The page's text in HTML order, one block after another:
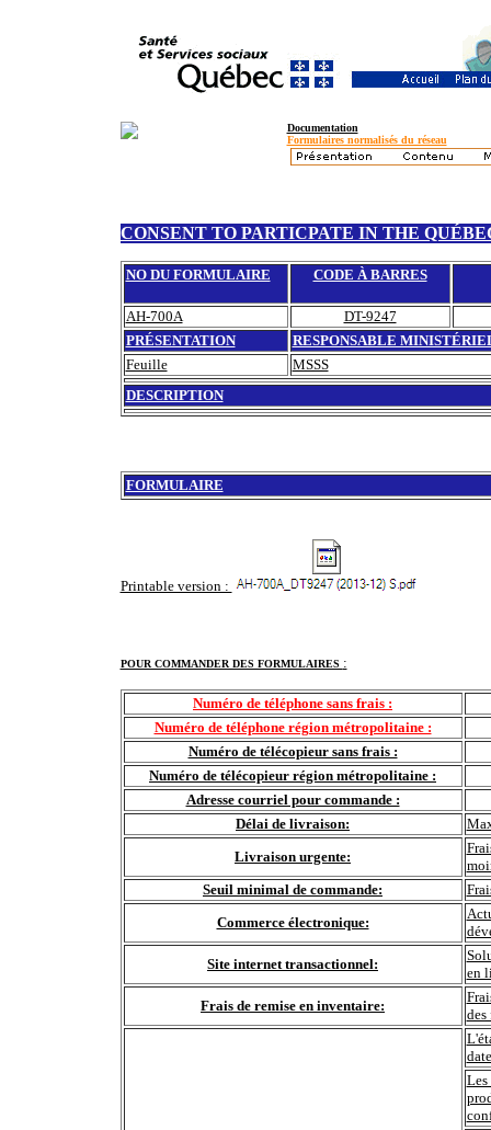
Documentation
Formulaires normalisés du réseau
CONSENT TO PARTICPATE IN THE
NO DU FORMULAIRE CODE À BARRES
AH-700A
DT-9247
PRÉSENTATION
RESPONSABLE
Feuille
MSSS
DESCRIPTION
FORMULAIRE
Printable version :
POUR COMMANDER DES FORMULAIRES :
Numéro de téléphone sans frais :
Numéro de téléphone région métropolitaine :
Numéro de télécopieur sans frais :
Numéro de télécopieur région métropolitaine :
Adresse courriel pour commande :
Délai de livraison:
Livraison urgente:
Seuil minimal de commande:
Commerce électronique:
Site internet transactionnel:
en
Frais de remise en inventaire:
des
Les